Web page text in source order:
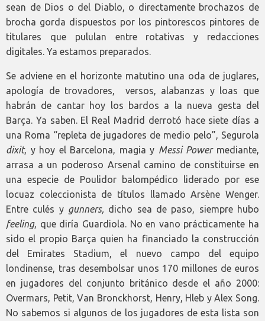
sean de Dios o del Diablo, o directamente brochazos de
brocha gorda dispuestos por los pintorescos pintores de
titulares que pululan entre rotativas y redacciones
digitales. Ya estamos preparados.
Se adviene en el horizonte matutino una oda de juglares,
apología de trovadores, versos, alabanzas y loas que
habrán de cantar hoy los bardos a la nueva gesta del
Barça. Ya saben. El Real Madrid derrotó hace siete días a
una Roma “repleta de jugadores de medio pelo”, Segurola
dixit, y hoy el Barcelona, magia y Messi Powermediante,
arrasa a un poderoso Arsenal camino de constituirse en
una especie de Poulidor balompédico liderado por ese
locuaz coleccionista de títulos llamado Arsène Wenger.
Entre culés y gunners, dicho sea de paso, siempre hubo
feeling, que diría Guardiola. No en vano prácticamente ha
sido el propio Barça quien ha financiado la construcción
del Emirates Stadium, el nuevo campo del equipo
londinense, tras desembolsar unos 170 millones de euros
en jugadores del conjunto británico desde el año 2000:
Overmars, Petit, Van Bronckhorst, Henry, Hleb y Alex Song.
No sabemos si algunos de los jugadores de esta lista son